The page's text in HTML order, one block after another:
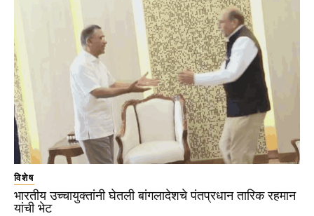
विशेष
भारतीय उच्चायुक्तांनी घेतली बांगलादेशचे पंतप्रधान तारिक रहमान
यांची भेट